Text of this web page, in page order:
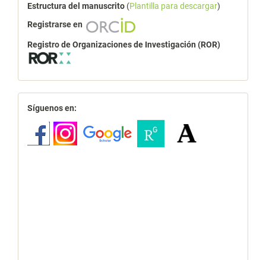
Estructura del manuscrito (Plantilla para descargar)
Registrarse en
Registro de Organizaciones de Investigación (ROR)
redes
Síguenos en: